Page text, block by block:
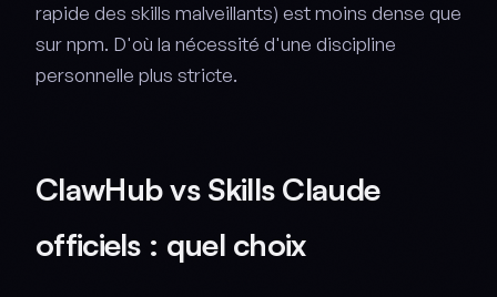
rapide des skills malveillants) est moins dense que
sur npm. D'où la nécessité d'une discipline
personnelle plus stricte.
ClawHub vs Skills Claude
officiels : quel choix